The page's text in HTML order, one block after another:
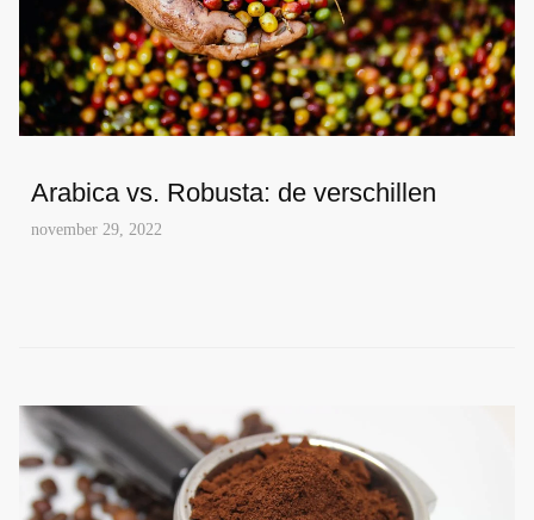
Arabica vs. Robusta: de verschillen
november 29, 2022